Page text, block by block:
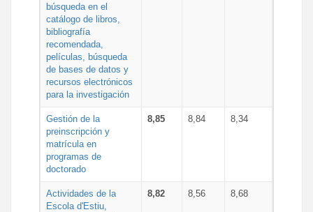
búsqueda en el
catálogo de libros,
bibliografía
recomendada,
películas, búsqueda
de bases de datos y
recursos electrónicos
para la investigación
Gestión de la
preinscripción y
matrícula en
programas de
doctorado
8,85 8,84 8,34
Actividades de la
Escola d'Estiu,
8,82 8,56 8,68